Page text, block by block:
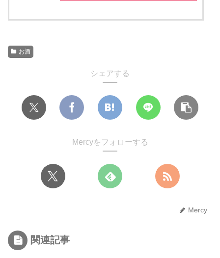
お酒
シェアする
Mercyをフォローする
Mercy
関連記事